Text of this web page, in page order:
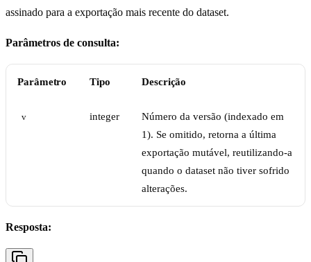
assinado para a exportação mais recente do dataset.
Parâmetros de consulta:
Parâmetro Tipo Descrição
v integer
Número da versão (indexado em
1). Se omitido, retorna a última
exportação mutável, reutilizando-a
quando o dataset não tiver sofrido
alterações.
Resposta: